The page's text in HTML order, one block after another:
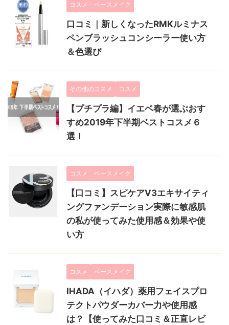
コスメ ベースメイク
口コミ｜新しくなったRMKルミナス
ペンブラッシュコンシーラー使い方
＆色選び
その他のコスメ コスメ
【プチプラ編】イエベ春が選ぶおす
すめ2019年下半期ベストコスメ６
選！
コスメ ベースメイク
【口コミ】スピケアV3エキサイティ
ングファンデーション実際に敏感肌
の私が使ってみた使用感＆効果や使
い方
コスメ ベースメイク
IHADA（イハダ）薬用フェイスプロ
テクトパウダーカバー力や使用感
は？【使ってみた口コミ＆正直レビ